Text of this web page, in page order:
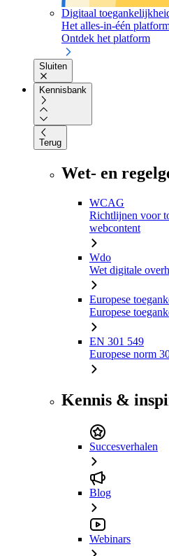
Digitaal
Het alles-in-één
Ontdek het platform
Sluiten
Kennisbank
Terug
Wet- en
WCAG
Richtlijnen voor
webcontent
Wdo
Wet digitale
Europese
Europese
EN 301 549
Europese norm
Kennis &
Succesverhalen
Blog
Webinars